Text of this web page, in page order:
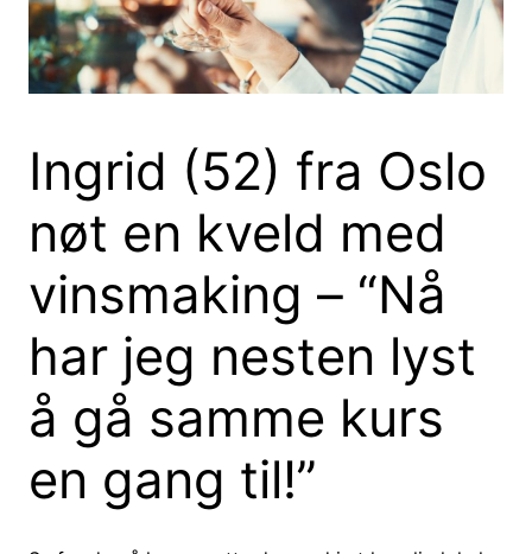
Ingrid (52) fra Oslo
nøt en kveld med
vinsmaking – “Nå
har jeg nesten lyst
å gå samme kurs
en gang til!”